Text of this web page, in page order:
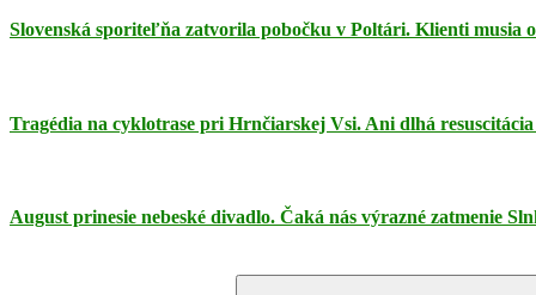
Slovenská sporiteľňa zatvorila pobočku v Poltári. Klienti musia
Tragédia na cyklotrase pri Hrnčiarskej Vsi. Ani dlhá
August prinesie nebeské divadlo. Čaká nás výrazné zatmenie